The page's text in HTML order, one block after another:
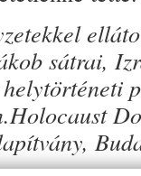
sátrai,